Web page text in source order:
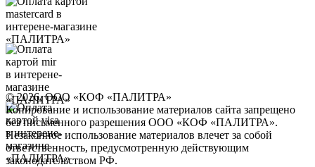
© 2026, ООО «КОФ «ПАЛИТРА»
Копирование и использование материалов сайта запрещено
без письменного разрешения ООО «КОФ «ПАЛИТРА».
Незаконное использование материалов влечет за собой
ответственность, предусмотренную действующим
законодательством РФ.